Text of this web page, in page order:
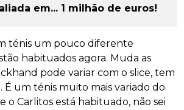
em... 1 milhão de euros!
ténis um pouco diferente
habituados agora. Muda as
pode variar com o slice, tem
É um ténis muito mais variado do
o Carlitos está habituado, não sei